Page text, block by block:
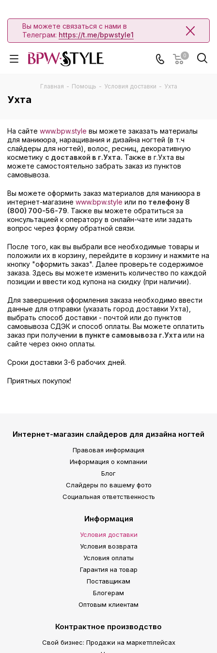
Вы можете связаться с нами в
Телеграм: https://t.me/bpwstyle1
0
Главная - Помощь - Условия доставки - Ухта
Ухта
На сайте www.bpw.style вы можете заказать материалы
для маникюра, наращивания и дизайна ногтей (в т.ч
слайдеры для ногтей), волос, ресниц, декоративную
косметику с доставкой в г.Ухта. Также в г.Ухта вы
можете самостоятельно забрать заказ из пунктов
самовывоза.
Вы можете оформить заказ материалов для маникюра в
интернет-магазине www.bpw.style или по телефону 8
(800) 700-56-79. Также вы можете обратиться за
консультацией к оператору в онлайн-чате или задать
вопрос через форму обратной связи.
После того, как вы выбрали все необходимые товары и
положили их в корзину, перейдите в корзину и нажмите на
кнопку "оформить заказ". Далее проверьте содержимое
заказа. Здесь вы можете изменить количество по каждой
позиции и ввести код купона на скидку (при наличии).
Для завершения оформления заказа необходимо ввести
данные для отправки (указать город доставки Ухта),
выбрать способ доставки - почтой или до пунктов
самовывоза СДЭК и способ оплаты. Вы можете оплатить
заказ при получении в пункте самовывоза г.Ухта или на
сайте через окно оплаты.
Сроки доставки 3-6 рабочих дней.
Приятных покупок!
Интернет-магазин слайдеров для дизайна ногтей
Правовая информация
Информация о компании
Блог
Слайдеры по вашему фото
Социальная ответственность
Информация
Условия доставки
Условия возврата
Условия оплаты
Гарантия на товар
Поставщикам
Блогерам
Оптовым клиентам
Контрактное производство
Свой бизнес: Продажи на маркетплейсах